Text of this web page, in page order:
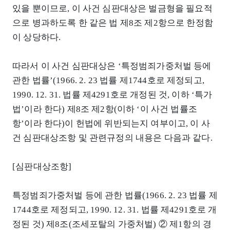
있을 뿐이므로, 이 사건 심판대상은 벌금형을 필요적
으로 병과하도록 한 같은 법 제8조 제2항으로 한정함
이 상당하다.
따라서 이 사건 심판대상은 ‘특정범죄가중처벌 등에
관한 법률’(1966. 2. 23 법률 제1744호로 제정되고,
1990. 12. 31. 법률 제4291호로 개정된 것, 이하 ‘특가
법’이라 한다) 제8조 제2항(이하 ‘이 사건 법률조
항’이라 한다)이 헌법에 위반되는지 여부이고, 이 사
건 심판대상조항 및 관련규정의 내용은 다음과 같다.
[심판대상조항]
특정범죄가중처벌 등에 관한 법률(1966. 2. 23 법률 제
1744호로 제정되고, 1990. 12. 31. 법률 제4291호로 개
정된 것) 제8조(조세포탈의 가중처벌) ② 제1항의 경